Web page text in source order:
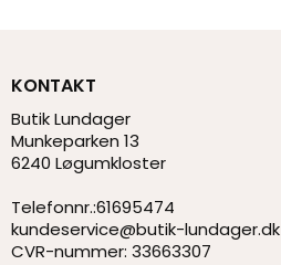
KONTAKT
Butik Lundager
Munkeparken 13
6240 Løgumkloster
Telefonnr.:61695474
kundeservice@butik-lundager.dk
CVR-nummer: 33663307